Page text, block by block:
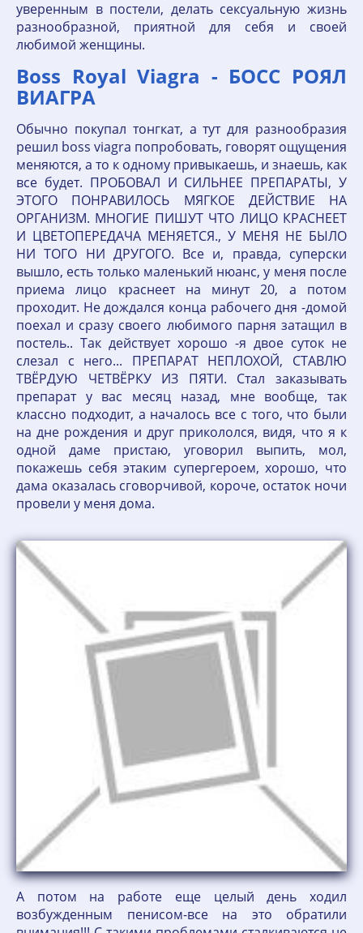
уверенным в постели, делать сексуальную жизнь
разнообразной, приятной для себя и своей
любимой женщины.
Boss Royal Viagra - БОСС РОЯЛ
ВИАГРА
Обычно покупал тонгкат, а тут для разнообразия
решил boss viagra попробовать, говорят ощущения
меняются, а то к одному привыкаешь, и знаешь, как
все будет. ПРОБОВАЛ И СИЛЬНЕЕ ПРЕПАРАТЫ, У
ЭТОГО ПОНРАВИЛОСЬ МЯГКОЕ ДЕЙСТВИЕ НА
ОРГАНИЗМ. МНОГИЕ ПИШУТ ЧТО ЛИЦО КРАСНЕЕТ
И ЦВЕТОПЕРЕДАЧА МЕНЯЕТСЯ., У МЕНЯ НЕ БЫЛО
НИ ТОГО НИ ДРУГОГО. Все и, правда, суперски
вышло, есть только маленький нюанс, у меня после
приема лицо краснеет на минут 20, а потом
проходит. Не дождался конца рабочего дня -домой
поехал и сразу своего любимого парня затащил в
постель.. Так действует хорошо -я двое суток не
слезал с него... ПРЕПАРАТ НЕПЛОХОЙ, СТАВЛЮ
ТВЁРДУЮ ЧЕТВЁРКУ ИЗ ПЯТИ. Стал заказывать
препарат у вас месяц назад, мне вообще, так
классно подходит, а началось все с того, что были
на дне рождения и друг прикололся, видя, что я к
одной даме пристаю, уговорил выпить, мол,
покажешь себя этаким супергероем, хорошо, что
дама оказалась сговорчивой, короче, остаток ночи
провели у меня дома.
А потом на работе еще целый день ходил
возбужденным пенисом-все на это обратили